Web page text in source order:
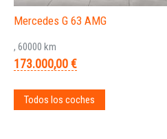
Mercedes G 63 AMG
, 60000 km
173.000,00 €
Todos los coches